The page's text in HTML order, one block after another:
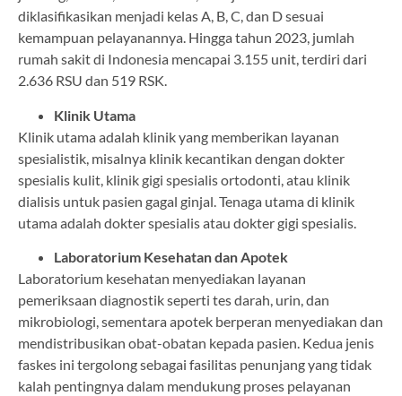
diklasifikasikan menjadi kelas A, B, C, dan D sesuai
kemampuan pelayanannya. Hingga tahun 2023, jumlah
rumah sakit di Indonesia mencapai 3.155 unit, terdiri dari
2.636 RSU dan 519 RSK.
Klinik Utama
Klinik utama adalah klinik yang memberikan layanan
spesialistik, misalnya klinik kecantikan dengan dokter
spesialis kulit, klinik gigi spesialis ortodonti, atau klinik
dialisis untuk pasien gagal ginjal. Tenaga utama di klinik
utama adalah dokter spesialis atau dokter gigi spesialis.
Laboratorium Kesehatan dan Apotek
Laboratorium kesehatan menyediakan layanan
pemeriksaan diagnostik seperti tes darah, urin, dan
mikrobiologi, sementara apotek berperan menyediakan dan
mendistribusikan obat-obatan kepada pasien. Kedua jenis
faskes ini tergolong sebagai fasilitas penunjang yang tidak
kalah pentingnya dalam mendukung proses pelayanan